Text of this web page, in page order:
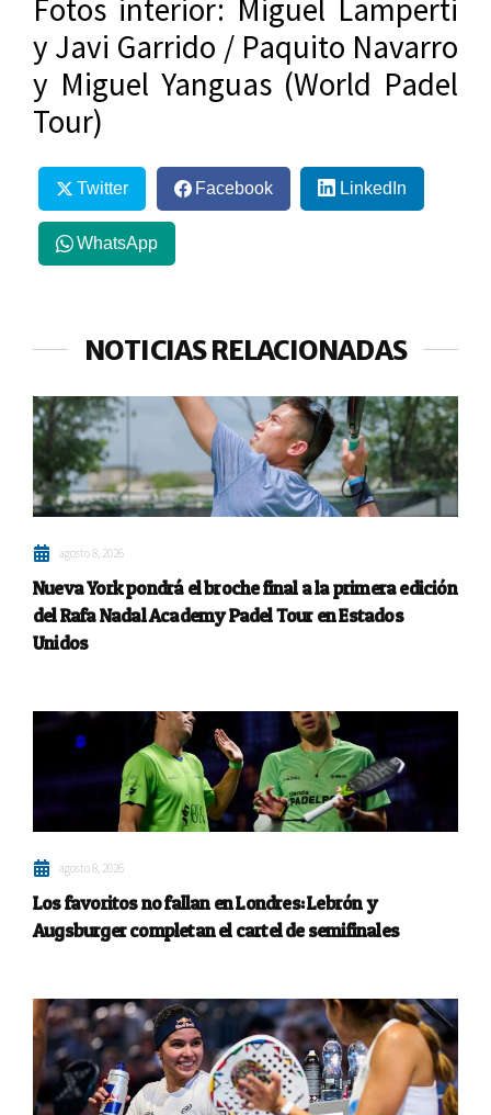
Fotos interior: Miguel Lamperti
y Javi Garrido / Paquito Navarro
y Miguel Yanguas (World Padel
Tour)
Twitter Facebook LinkedIn
WhatsApp
NOTICIAS RELACIONADAS
agosto 8, 2026
Nueva York pondrá el broche final a la primera edición
del Rafa Nadal Academy Padel Tour en Estados
Unidos
agosto 8, 2026
Los favoritos no fallan en Londres: Lebrón y
Augsburger completan el cartel de semifinales